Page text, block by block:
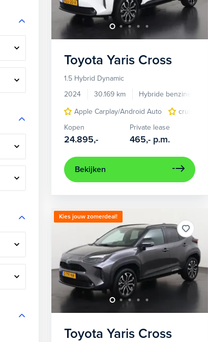
Toyota Yaris Cross
1.5 Hybrid Dynamic
2024
30.169 km Hybride benzine
Apple Carplay/Android Auto
cruise
Kopen
24.895,-
Private lease
465,- p.m.
Bekijken
Kies jouw zomerdeal!
Toyota Yaris Cross